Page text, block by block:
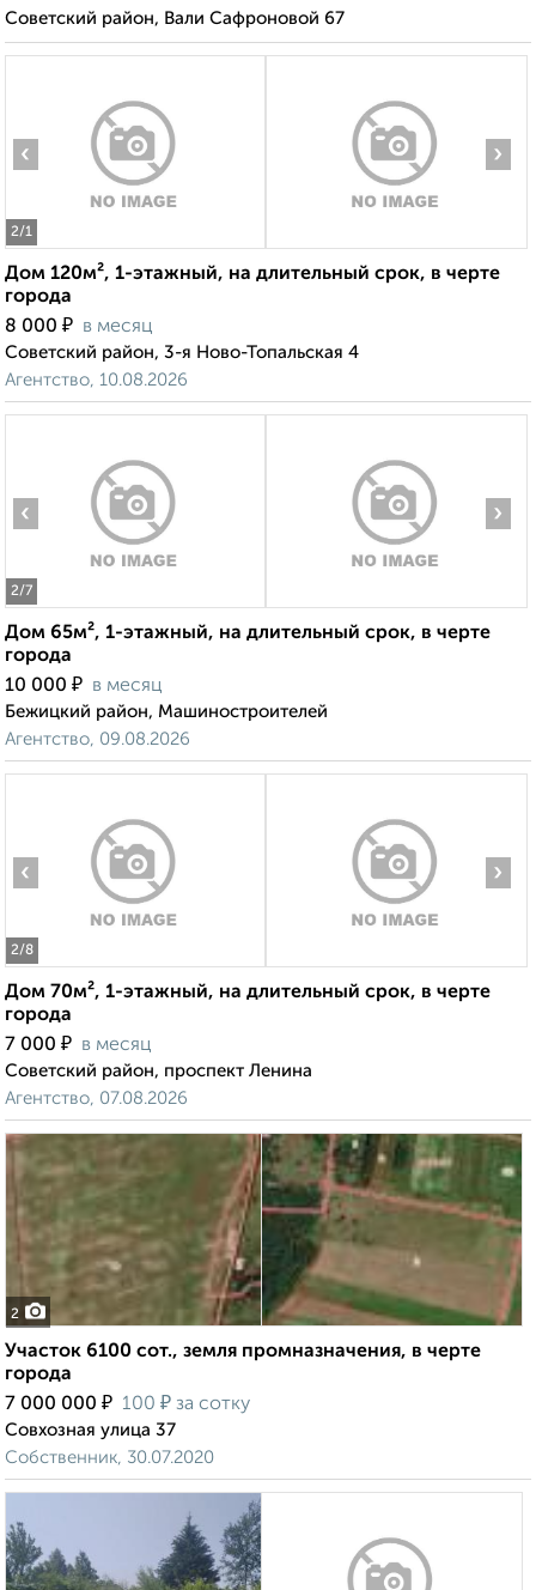
Советский район, Вали Сафроновой 67
2/1
‹ ›
Дом 120м², 1-этажный, на длительный срок, в черте
города
8 000 ₽ в месяц
Советский район, 3-я Ново-Топальская 4
Агентство, 10.08.2026
2/7
‹ ›
Дом 65м², 1-этажный, на длительный срок, в черте
города
10 000 ₽ в месяц
Бежицкий район, Машиностроителей
Агентство, 09.08.2026
2/8
‹ ›
Дом 70м², 1-этажный, на длительный срок, в черте
города
7 000 ₽ в месяц
Советский район, проспект Ленина
Агентство, 07.08.2026
2
Участок 6100 сот., земля промназначения, в черте
города
7 000 000 ₽ 100 ₽ за сотку
Совхозная улица 37
Собственник, 30.07.2020